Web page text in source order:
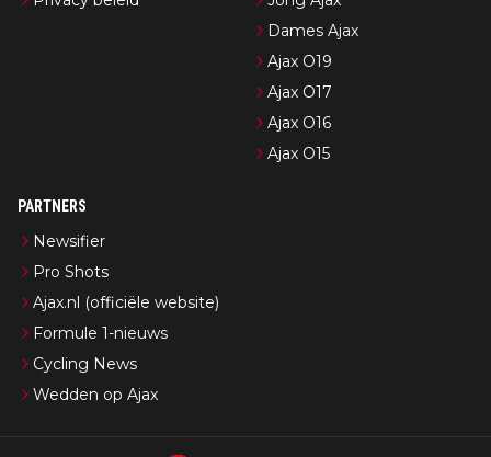
Dames Ajax
Ajax O19
Ajax O17
Ajax O16
Ajax O15
PARTNERS
Newsifier
Pro Shots
Ajax.nl (officiële website)
Formule 1-nieuws
Cycling News
Wedden op Ajax